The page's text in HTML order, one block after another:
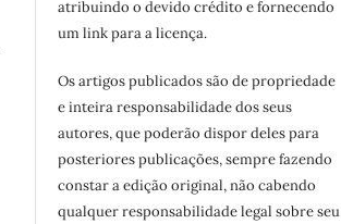
atribuindo o devido crédito e fornecendo
um link para a licença.
Os artigos publicados são de propriedade
e inteira responsabilidade dos seus
autores, que poderão dispor deles para
posteriores publicações, sempre fazendo
constar a edição original, não cabendo
qualquer responsabilidade legal sobre seu